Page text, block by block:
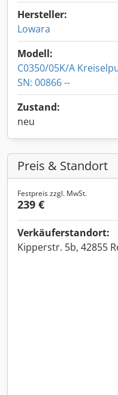
Hersteller:
Lowara
Modell:
C0350/05K/A
SN: 00866 --
Zustand:
neu
Preis & Standort
Festpreis zzgl. MwSt.
239 €
Verkäuferstandort:
Kipperstr. 5b, 42855